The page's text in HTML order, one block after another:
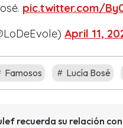
pic.twitter.com/
April 11,
Famosos Lucía Bosé
recuerda su relación